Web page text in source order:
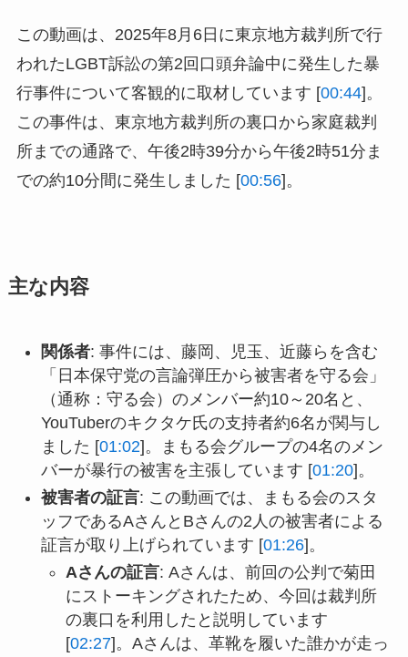
この動画は、2025年8月6日に東京地方裁判所で行
われたLGBT訴訟の第2回口頭弁論中に発生した暴
行事件について客観的に取材しています [00:44]。
この事件は、東京地方裁判所の裏口から家庭裁判
所までの通路で、午後2時39分から午後2時51分ま
での約10分間に発生しました [00:56]。
主な内容
関係者: 事件には、藤岡、児玉、近藤らを含む
「日本保守党の言論弾圧から被害者を守る会」
（通称：守る会）のメンバー約10～20名と、
YouTuberのキクタケ氏の支持者約6名が関与し
ました [01:02]。まもる会グループの4名のメン
バーが暴行の被害を主張しています [01:20]。
被害者の証言: この動画では、まもる会のスタ
ッフであるAさんとBさんの2人の被害者による
証言が取り上げられています [01:26]。
Aさんの証言: Aさんは、前回の公判で菊田
にストーキングされたため、今回は裁判所
の裏口を利用したと説明しています
[02:27]。Aさんは、革靴を履いた誰かが走っ